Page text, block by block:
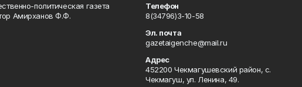
политическая газета
Амирханов Ф.Ф.
Телефон
8(34796)3-10-58
Эл. почта
gazetaigenche@mail.ru
Адрес
452200 Чекмагушевский район, с.
Чекмагуш, ул. Ленина, 49.